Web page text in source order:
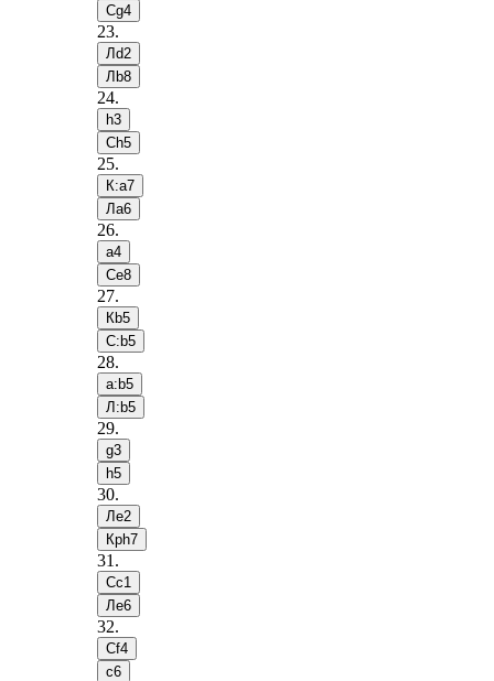
Сg4
23.
Лd2
Лb8
24.
h3
Сh5
25.
К:a7
Лa6
26.
a4
Сe8
27.
Кb5
С:b5
28.
a:b5
Л:b5
29.
g3
h5
30.
Лe2
Крh7
31 .
Сc1
Лe6
32.
Сf4
c6